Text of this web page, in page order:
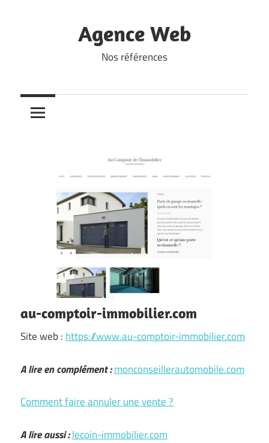
Agence Web
Nos références
au-comptoir-immobilier.com
Site web : https://www.au-comptoir-immobilier.com
A lire en complément :monconseillerautomobile.com
Comment faire annuler une vente ?
A lire aussi :lecoin-immobilier.com